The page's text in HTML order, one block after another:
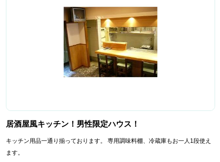
居酒屋風キッチン！男性限定ハウス！
キッチン用品一通り揃っております。 専用調味料棚、冷蔵庫もお一人1段使え
ます。